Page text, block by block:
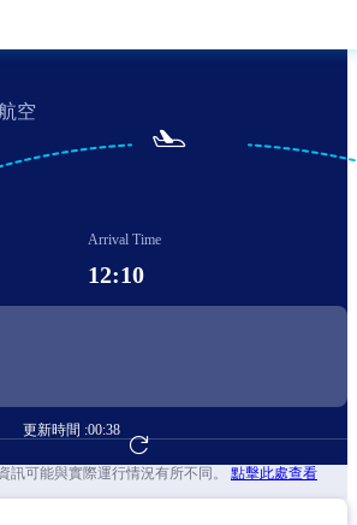
空

Arrival Time
12:10
更新時間 :00:38
前往航班預訂
訊可能與實際運行情況有所不同。 點擊此處查看